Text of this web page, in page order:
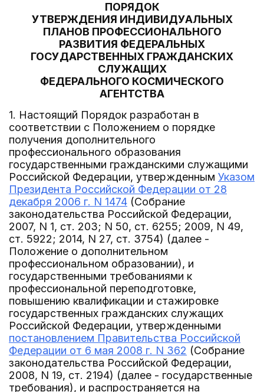
ПОРЯДОК
УТВЕРЖДЕНИЯ ИНДИВИДУАЛЬНЫХ
ПЛАНОВ ПРОФЕССИОНАЛЬНОГО
РАЗВИТИЯ ФЕДЕРАЛЬНЫХ
ГОСУДАРСТВЕННЫХ ГРАЖДАНСКИХ
СЛУЖАЩИХ
ФЕДЕРАЛЬНОГО КОСМИЧЕСКОГО
АГЕНТСТВА
1. Настоящий Порядок разработан в
соответствии с Положением о порядке
получения дополнительного
профессионального образования
государственными гражданскими служащими
Российской Федерации, утвержденным Указом
Президента Российской Федерации от 28
декабря 2006 г. N 1474 (Собрание
законодательства Российской Федерации,
2007, N 1, ст. 203; N 50, ст. 6255; 2009, N 49,
ст. 5922; 2014, N 27, ст. 3754) (далее -
Положение о дополнительном
профессиональном образовании), и
государственными требованиями к
профессиональной переподготовке,
повышению квалификации и стажировке
государственных гражданских служащих
Российской Федерации, утвержденными
постановлением Правительства Российской
Федерации от 6 мая 2008 г. N 362 (Собрание
законодательства Российской Федерации,
2008, N 19, ст. 2194) (далее - государственные
требования), и распространяется на